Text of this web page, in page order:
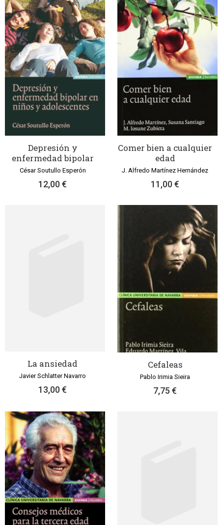
Depresión y
enfermedad bipolar
César Soutullo Esperón
12,00 €
Comer bien a cualquier
edad
J. Alfredo Martínez Hernández
11,00 €
La ansiedad
Javier Schlatter Navarro
13,00 €
Cefaleas
Pablo Irimia Sieira
7,75 €